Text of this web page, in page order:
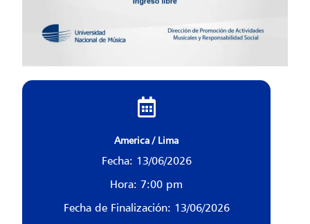
America / Lima
Fecha: 13/06/2026
Hora: 7:00 pm
Fecha de Finalización: 13/06/2026